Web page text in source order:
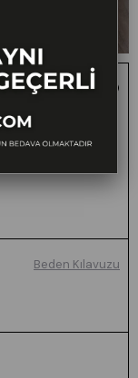
Uzun
VEYA AYNI
Beden Kılavuzu